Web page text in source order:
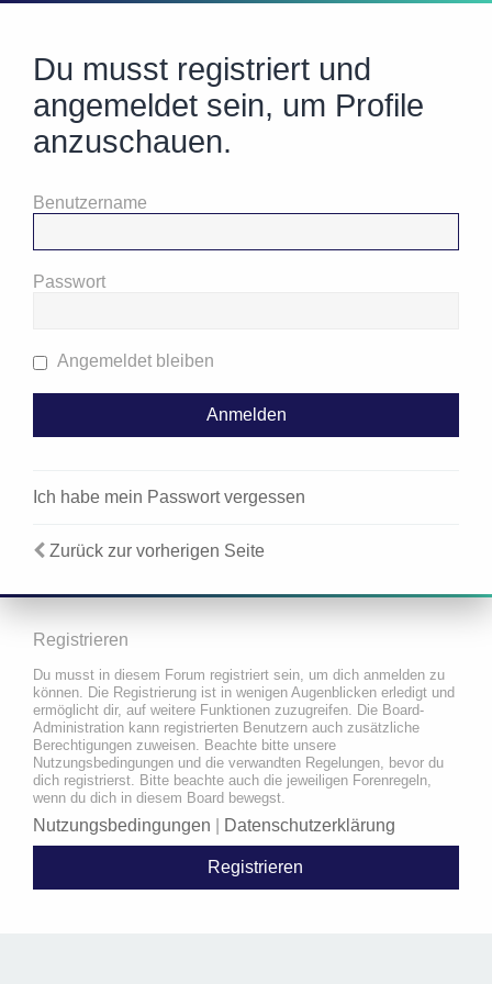
Du musst registriert und
angemeldet sein, um Profile
anzuschauen.
Benutzername
Passwort
Angemeldet bleiben
Ich habe mein Passwort vergessen
Zurück zur vorherigen Seite
Registrieren
Du musst in diesem Forum registriert sein, um dich anmelden zu
können. Die Registrierung ist in wenigen Augenblicken erledigt und
ermöglicht dir, auf weitere Funktionen zuzugreifen. Die Board-
Administration kann registrierten Benutzern auch zusätzliche
Berechtigungen zuweisen. Beachte bitte unsere
Nutzungsbedingungen und die verwandten Regelungen, bevor du
dich registrierst. Bitte beachte auch die jeweiligen Forenregeln,
wenn du dich in diesem Board bewegst.
Nutzungsbedingungen Datenschutzerklärung
Registrieren